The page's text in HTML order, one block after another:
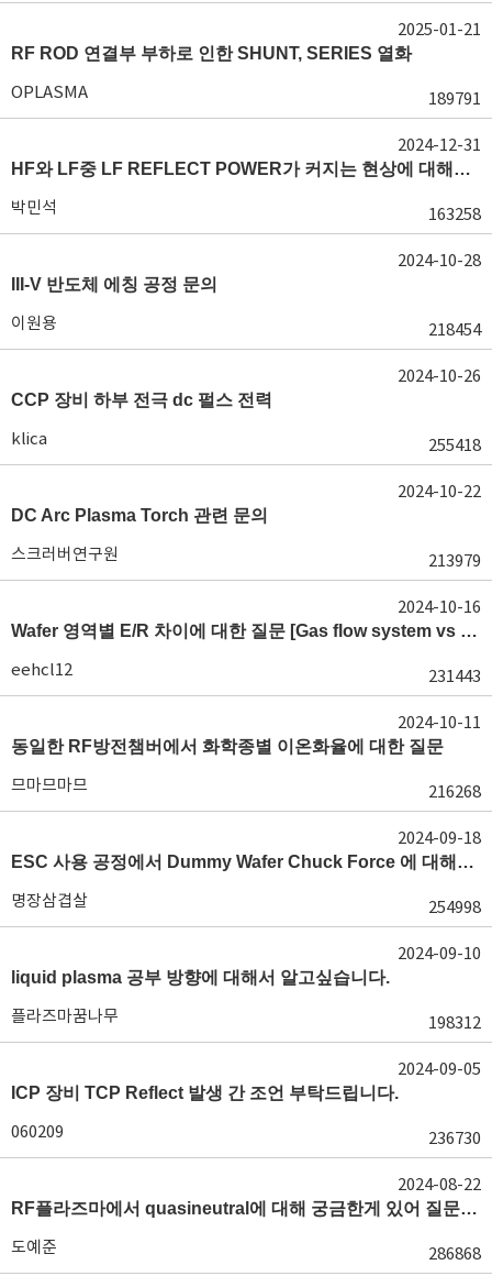
RF ROD 연결부 부하로 인한 SHUNT, SERIES 열화
OPLASMA 189791
2025-01-21
HF와 LF중 LF REFLECT POWER가 커지는 현상에 대해서 도움이 필요합니다.
박민석 163258
2024-12-31
III-V 반도체 에칭 공정 문의
이원용 218454
2024-10-28
CCP 장비 하부 전극 dc 펄스 전력
klica 255418
2024-10-26
DC Arc Plasma Torch 관련 문의
스크러버연구원 213979
2024-10-22
Wafer 영역별 E/R 차이에 대한 질문 [Gas flow system vs E/R]
eehcl12 231443
2024-10-16
동일한 RF방전챔버에서 화학종별 이온화율에 대한 질문
므마므마므 216268
2024-10-11
ESC 사용 공정에서 Dummy Wafer Chuck Force 에 대해서 궁급합니다
명장삼겹살 254998
2024-09-18
liquid plasma 공부 방향에 대해서 알고싶습니다.
플라즈마꿈나무 198312
2024-09-10
ICP 장비 TCP Reflect 발생 간 조언 부탁드립니다.
060209 236730
2024-09-05
RF플라즈마에서 quasineutral에 대해 궁금한게 있어 질문글 올립니다.[quasineutral]
도예준 286868
2024-08-22